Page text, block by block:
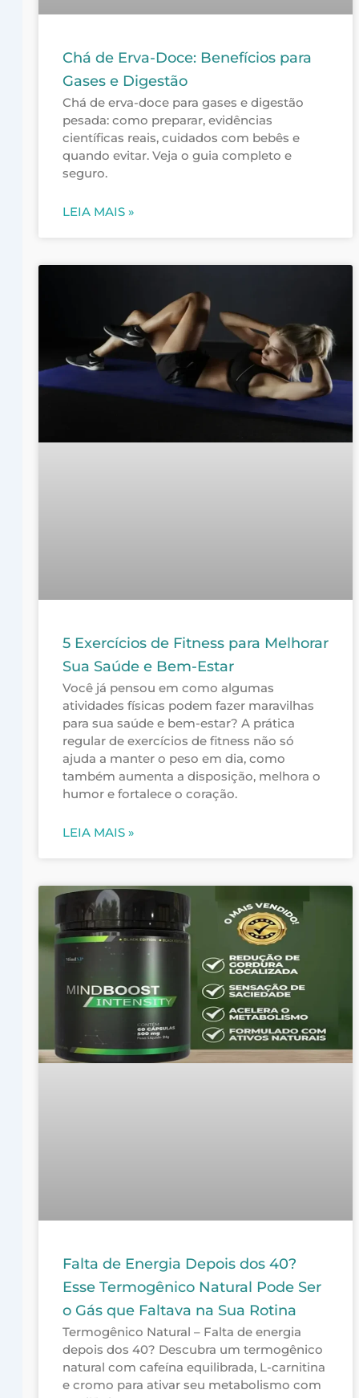
Chá de Erva-Doce: Benefícios para
Gases e Digestão
Chá de erva-doce para gases e digestão
pesada: como preparar, evidências
científicas reais, cuidados com bebês e
quando evitar. Veja o guia completo e
seguro.
LEIA MAIS »
5 Exercícios de Fitness para Melhorar
Sua Saúde e Bem-Estar
Você já pensou em como algumas
atividades físicas podem fazer maravilhas
para sua saúde e bem-estar? A prática
regular de exercícios de fitness não só
ajuda a manter o peso em dia, como
também aumenta a disposição, melhora o
humor e fortalece o coração.
LEIA MAIS »
Falta de Energia Depois dos 40?
Esse Termogênico Natural Pode Ser
o Gás que Faltava na Sua Rotina
Termogênico Natural – Falta de energia
depois dos 40? Descubra um termogênico
natural com cafeína equilibrada, L-carnitina
e cromo para ativar seu metabolismo com